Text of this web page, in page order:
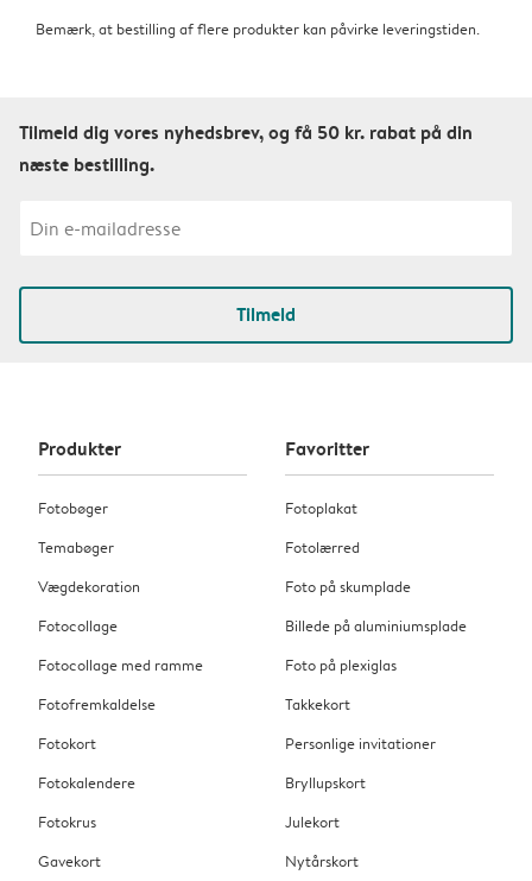
Bemærk, at bestilling af flere produkter kan påvirke leveringstiden.
Tilmeld dig vores nyhedsbrev, og få 50 kr. rabat på din
næste bestilling.
Tilmeld
Produkter
Fotobøger
Temabøger
Vægdekoration
Fotocollage
Fotocollage med ramme
Fotofremkaldelse
Fotokort
Fotokalendere
Fotokrus
Gavekort
Favoritter
Fotoplakat
Fotolærred
Foto på skumplade
Billede på aluminiumsplade
Foto på plexiglas
Takkekort
Personlige invitationer
Bryllupskort
Julekort
Nytårskort